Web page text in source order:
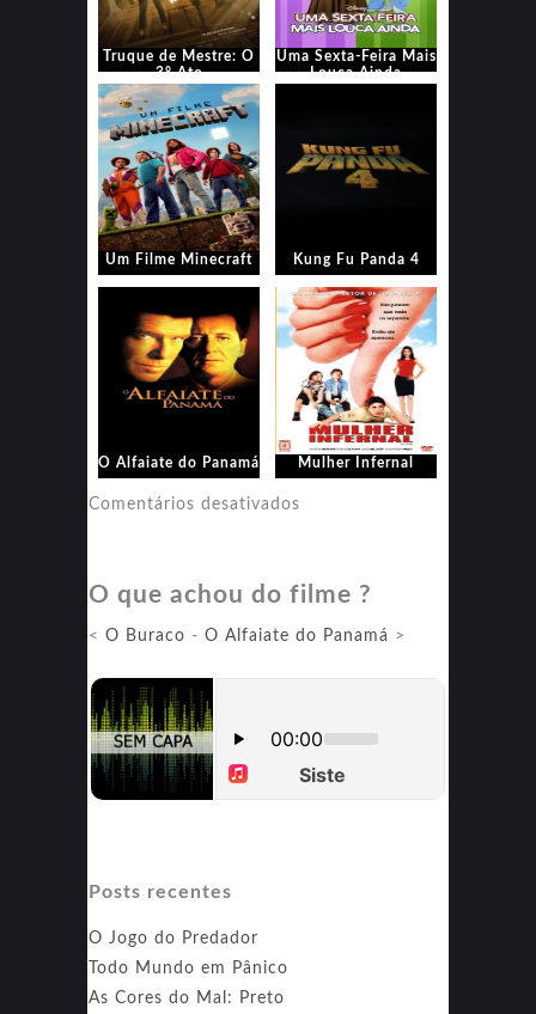
Truque de Mestre: O
3° Ato
Uma Sexta-Feira Mais
Louca Ainda
Um Filme Minecraft Kung Fu Panda 4
O Alfaiate do Panamá Mulher Infernal
Comentários desativados
O que achou do filme ?
< O Buraco - O Alfaiate do Panamá >
Posts recentes
O Jogo do Predador
Todo Mundo em Pânico
As Cores do Mal: Preto